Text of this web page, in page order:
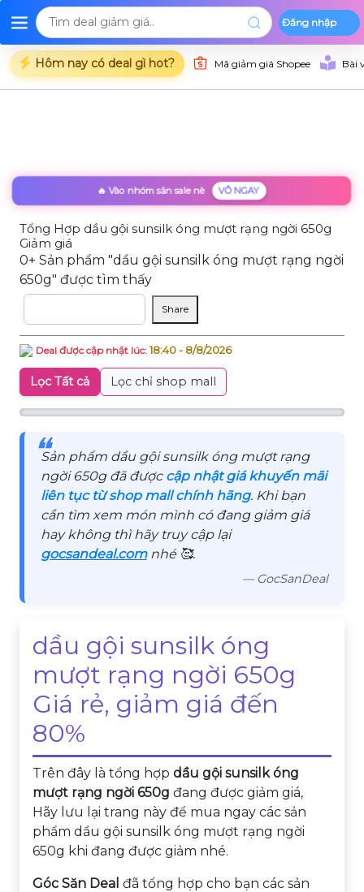
Đăng nhập
Hôm nay có deal gì hot? Mã giảm giá Shopee Bài
Trang chủ Deal Shopee Deal Lazada Deal Tiki Danh mục
🔥 Vào nhóm săn sale nè VÔ NGAY
Tổng Hợp dầu gội sunsilk óng mượt rạng ngời 650g
Giảm giá
0+ Sản phẩm "dầu gội sunsilk óng mượt rạng ngời
650g" được tìm thấy
Share
Deal được cập nhật lúc:18:40 - 8/8/2026
Lọc Tất cả Lọc chỉ shop mall
❝
Sản phẩm dầu gội sunsilk óng mượt rạng
ngời 650g đã được cập nhật giá khuyến mãi
liên tục từ shop mall chính hãng. Khi bạn
cần tìm xem món mình có đang giảm giá
hay không thì hãy truy cập lại
gocsandeal.comnhé 🥰.
— GocSanDeal
dầu gội sunsilk óng
mượt rạng ngời 650g
Giá rẻ, giảm giá đến
80%
Trên đây là tổng hợpdầu gội sunsilk óng
mượt rạng ngời 650g đang được giảm giá,
Hãy lưu lại trang này để mua ngay các sản
phẩm dầu gội sunsilk óng mượt rạng ngời
650g khi đang được giảm nhé.
Góc Săn Deal đã tổng hợp cho bạn các sản